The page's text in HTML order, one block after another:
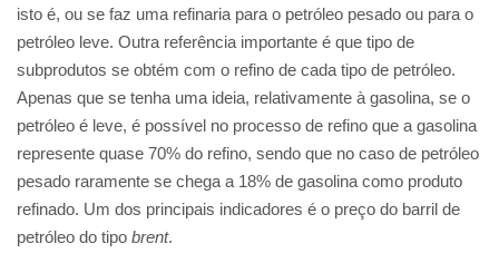
isto é, ou se faz uma refinaria para o petróleo pesado ou para o
petróleo leve. Outra referência importante é que tipo de
subprodutos se obtém com o refino de cada tipo de petróleo.
Apenas que se tenha uma ideia, relativamente à gasolina, se o
petróleo é leve, é possível no processo de refino que a gasolina
represente quase 70% do refino, sendo que no caso de petróleo
pesado raramente se chega a 18% de gasolina como produto
refinado. Um dos principais indicadores é o preço do barril de
petróleo do tipo brent.